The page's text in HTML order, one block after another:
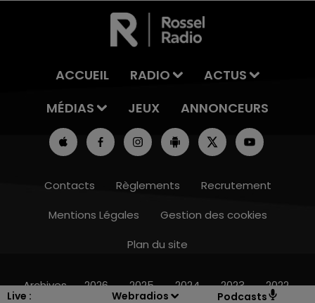
Live : Webradios Podcasts
ACCUEIL RADIO
ACTUS
MÉDIAS
JEUX ANNONCEURS
Contacts Règlements
Recrutement
Mentions Légales
Gestion des cookies
Plan du site
Archives 2026 2025 2024 2023 2022